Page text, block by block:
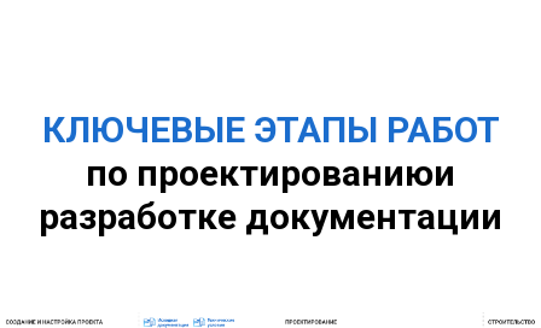
КЛЮЧЕВЫЕ ЭТАПЫ РАБОТ
по проектированиюи
разработке документации